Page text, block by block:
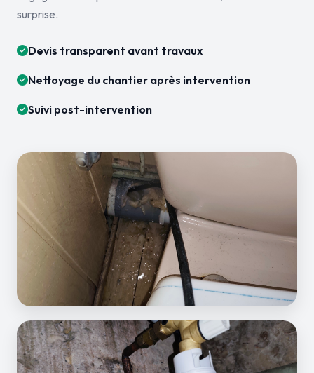
surprise.
Devis transparent avant travaux
Nettoyage du chantier après intervention
Suivi post-intervention